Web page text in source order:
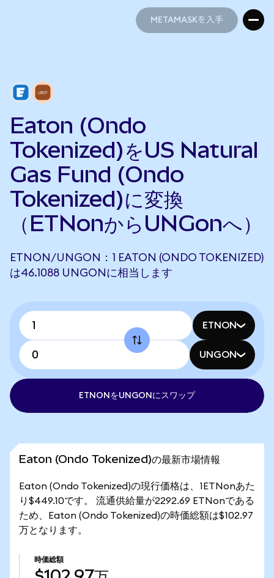
METAMASKを入手
Eaton (Ondo
Tokenized)をUS Natural
Gas Fund (Ondo
Tokenized)に変換
（ETNonからUNGonへ）
ETNON/UNGON：1 EATON (ONDO TOKENIZED)
は46.1088 UNGONに相当します
ETNON
UNGON
ETNONをUNGONにスワップ
Eaton (Ondo Tokenized)の最新市場情報
Eaton (Ondo Tokenized)の現行価格は、1ETNonあた
り$449.10です。 流通供給量が2292.69 ETNonである
ため、Eaton (Ondo Tokenized)の時価総額は$102.97
万となります。
時価総額